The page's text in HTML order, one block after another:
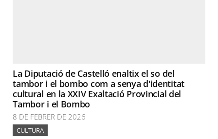
La Diputació de Castelló enaltix el so del
tambor i el bombo com a senya d'identitat
cultural en la XXIV Exaltació Provincial del
Tambor i el Bombo
8 DE FEBRER DE 2026
CULTURA